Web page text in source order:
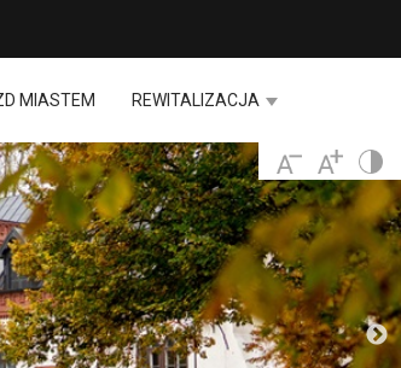
MIASTEM REWITALIZACJA